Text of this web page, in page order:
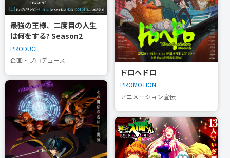
最強の王様、二度目の人生
は何をする? Season2
PRODUCE
企画・プロデュース
ドロヘドロ
PROMOTION
アニメーション宣伝